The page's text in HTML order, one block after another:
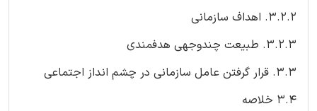
3.2.2. اهداف سازمانی
3.2.3. طبیعت چندوجهی هدفمندی
3.3. قرار گرفتن عامل سازمانی در چشم انداز اجتماعی
3.4 خلاصه